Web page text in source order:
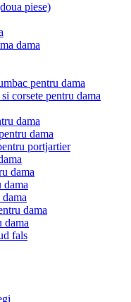
piese)
dama
pentru dama
corsete pentru dama
dama
dama
portjartier
dama
dama
dama
dama
fals